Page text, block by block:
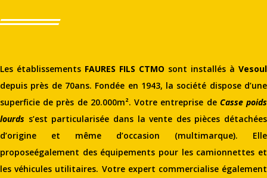
Les établissements FAURES FILS CTMO sont installés à Vesoul
depuis près de 70ans. Fondée en 1943, la société dispose d’une
superficie de près de 20.000m². Votre entreprise de Casse poids
lourds s’est particularisée dans la vente des pièces détachées
d’origine et même d’occasion (multimarque). Elle
proposeégalement des équipements pour les camionnettes et
les véhicules utilitaires. Votre expert commercialise également